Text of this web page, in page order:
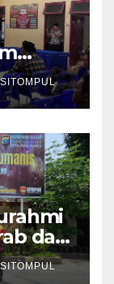
dan
2026
dan
Jaga
RI